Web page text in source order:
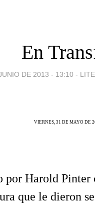
En
DE 2013 - 13:10 -
VIERNES, 31 DE MAYO DE
Harold Pinter
que le dieron